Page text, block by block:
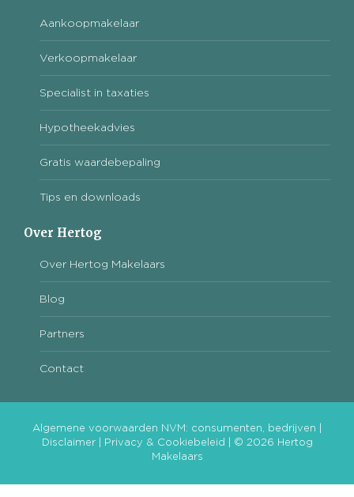
Aankoopmakelaar
Verkoopmakelaar
Specialist in taxaties
Hypotheekadvies
Gratis waardebepaling
Tips en downloads
Over Hertog
Over Hertog Makelaars
Blog
Partners
Contact
Algemene voorwaarden NVM: consumenten, bedrijven
Disclaimer| Privacy & Cookiebeleid | © 2026 Hertog
Makelaars